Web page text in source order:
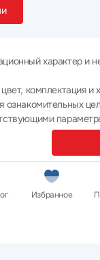
характер и
комплектация и
ознакомительных
информацию у
— 2026 ООО «Эпл
Избранное